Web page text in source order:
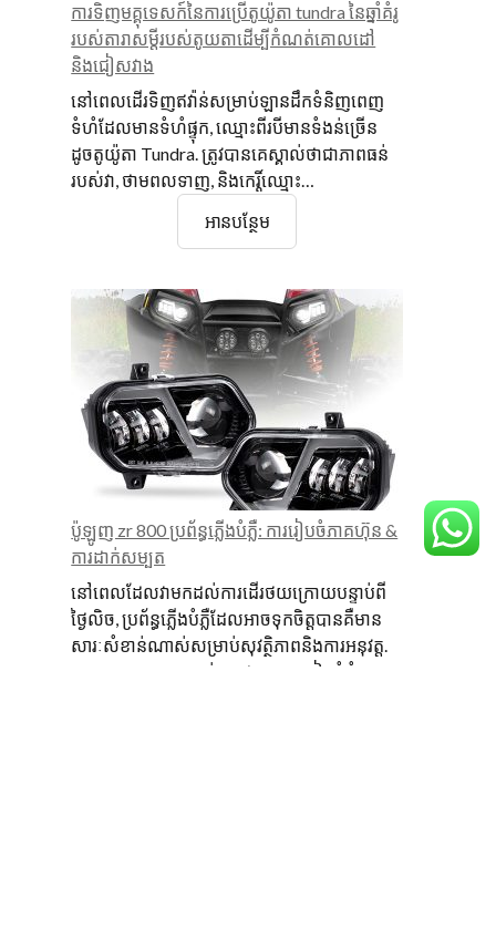
ការទិញមគ្គុទេសក៍នៃការប្រើតូយ៉ូតា tundra នៃឆ្នាំគំរូ
របស់តារាសម្តីរបស់តូយតាដើម្បីកំណត់គោលដៅ
និងជៀសវាង
នៅពេលដើរទិញឥវ៉ាន់សម្រាប់ឡានដឹកទំនិញពេញ
ទំហំដែលមានទំហំផ្ទុក, ឈ្មោះពីរបីមានទំងន់ច្រើន
ដូចតូយ៉ូតា Tundra. ត្រូវបានគេស្គាល់ថាជាភាពធន់
របស់វា, ថាមពលទាញ, និងកេរ្តិ៍ឈ្មោះ…
អានបន្ថែមការទិញ
មគ្គុ
នៃ
ការ
ប្រើតូយ៉ូតា
tundra
នៃ
ឆ្នាំ
គំរូ
របស់
តារា
សម្តី
ដើម្បី
កំណត់
គោលដៅ
និងជៀសវាង
ប៉ូឡូញ zr 800 ប្រព័ន្ធភ្លើងបំភ្លឺ: ការរៀបចំភាគហ៊ុន &
ការដាក់សម្បត
នៅពេលដែលវាមកដល់ការដើរថយក្រោយបន្ទាប់ពី
ថ្ងៃលិច, ប្រព័ន្ធភ្លើងបំភ្លឺដែលអាចទុកចិត្តបានគឺមាន
សារៈសំខាន់ណាស់សម្រាប់សុវត្ថិភាពនិងការអនុវត្ត.
Polaris Rzr 800 ភ្ជាប់មកជាមួយការរៀបចំអំពូល